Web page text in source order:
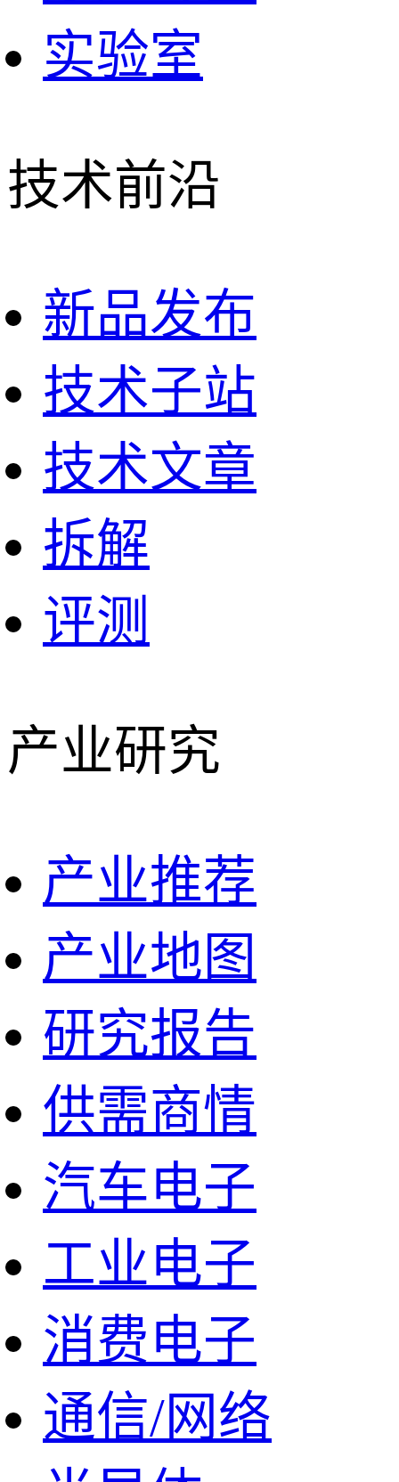
实验室
技术前沿
新品发布
技术子站
技术文章
拆解
评测
产业研究
产业推荐
产业地图
研究报告
供需商情
汽车电子
工业电子
消费电子
通信/网络